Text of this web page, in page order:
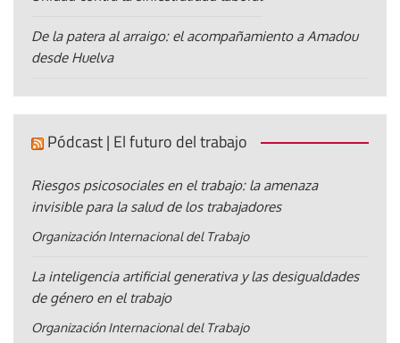
De la patera al arraigo: el acompañamiento a Amadou
desde Huelva
Pódcast | El futuro del trabajo
Riesgos psicosociales en el trabajo: la amenaza
invisible para la salud de los trabajadores
Organización Internacional del Trabajo
La inteligencia artificial generativa y las desigualdades
de género en el trabajo
Organización Internacional del Trabajo